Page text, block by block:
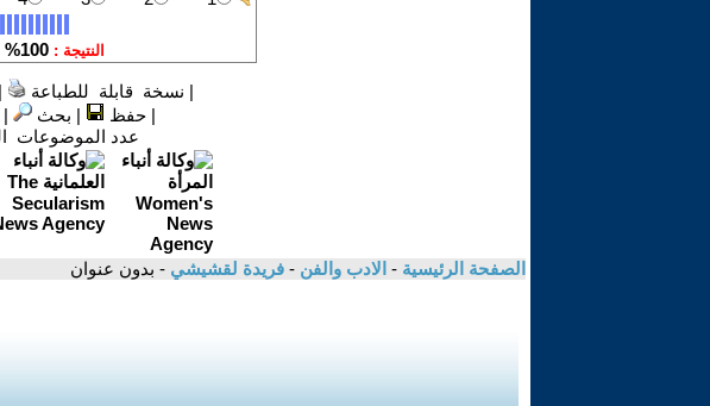
| نسخة قابلة للطباعة |
|حفظ | بحث |
عدد الموضوعات
الصفحة الرئيسية - الادب والفن - فريدة لقشيشي - بدون عنوان